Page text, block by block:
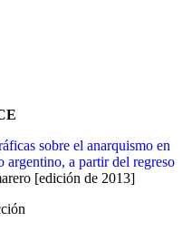
sobre el anarquismo en
argentino, a partir del regreso
[edición de 2013]